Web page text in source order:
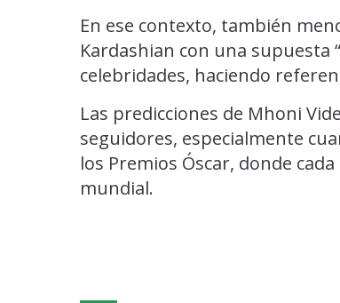
En ese contexto, también
Kardashian con una supuesta
celebridades, haciendo
Las predicciones de Mhoni
seguidores, especialmente
los Premios Óscar, donde
mundial.